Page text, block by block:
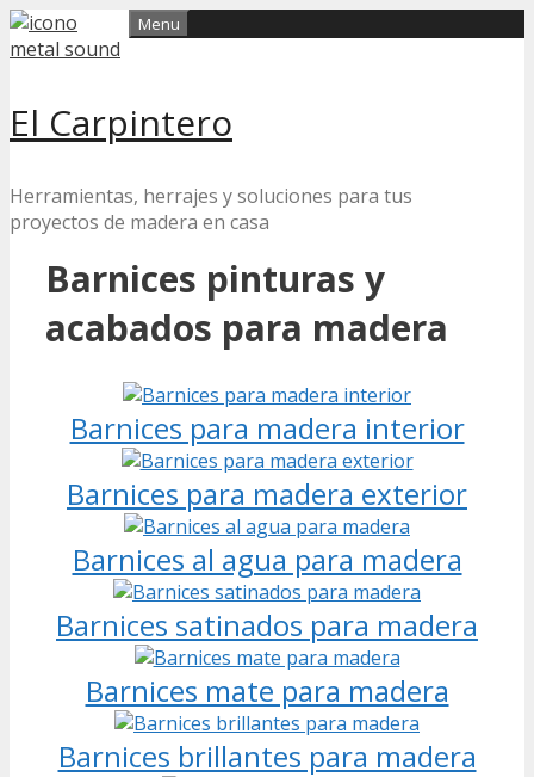
Skip
to
El Carpintero
Herramientas, herrajes y soluciones para tus
proyectos de madera en casa
Menu
Barnices pinturas y
acabados para madera
Barnices para madera interior
Barnices para madera exterior
Barnices al agua para madera
Barnices satinados para madera
Barnices mate para madera
Barnices brillantes para madera